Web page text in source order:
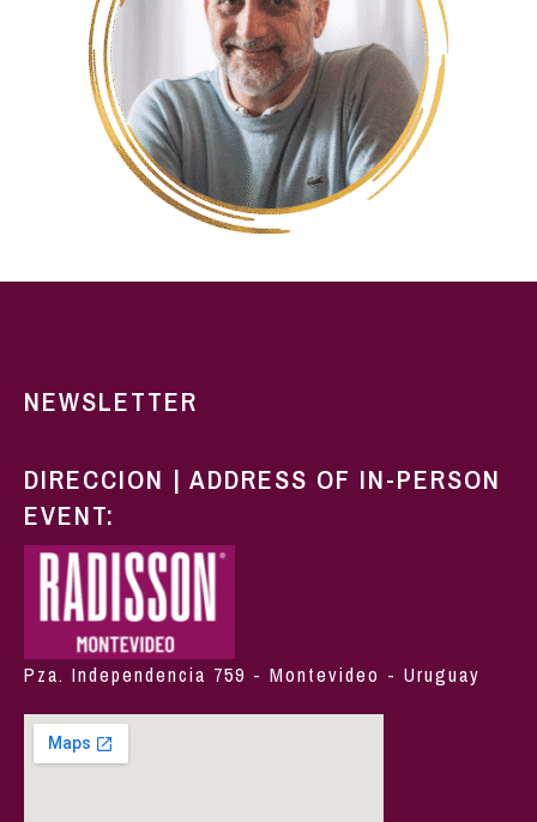
NEWSLETTER
DIRECCION | ADDRESS OF IN-PERSON
EVENT:
Pza. Independencia 759 - Montevideo - Uruguay